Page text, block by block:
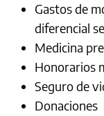
Gastos de
diferencial
Medicina
Honorarios
Seguro de
Donaciones